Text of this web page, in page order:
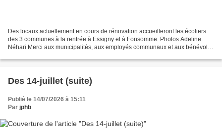
Des locaux actuellement en cours de rénovation accueilleront les écoliers
des 3 communes à la rentrée à Essigny et à Fonsomme. Photos Adeline
Néhari Merci aux municipalités, aux employés communaux et aux bénévoles
Des 14-juillet (suite)
Publié le 14/07/2026 à 15:11
Par jphb